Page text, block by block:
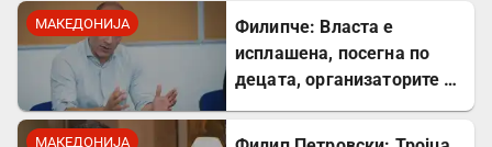
МАКЕДОНИЈА
Филипче: Власта е
исплашена, посегна по
децата, организаторите и
МАКЕДОНИЈА